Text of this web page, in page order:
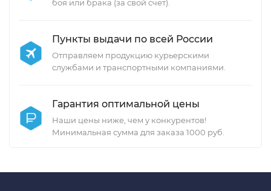
боя или брака (за свой счет).
Пункты выдачи по всей России
Отправляем продукцию курьерскими
службами и транспортными компаниями.
Гарантия оптимальной цены
Наши цены ниже, чем у конкурентов!
Минимальная сумма для заказа 1000 руб.